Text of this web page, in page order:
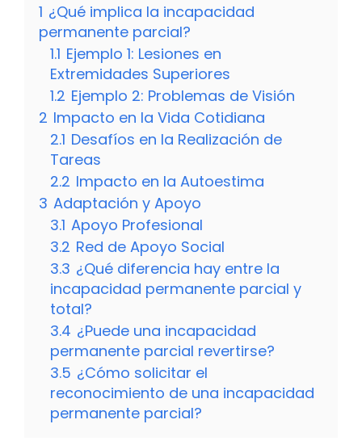
1 ¿Qué implica la incapacidad
permanente parcial?
1.1 Ejemplo 1: Lesiones en
Extremidades Superiores
1.2 Ejemplo 2: Problemas de Visión
2 Impacto en la Vida Cotidiana
2.1 Desafíos en la Realización de
Tareas
2.2 Impacto en la Autoestima
3 Adaptación y Apoyo
3.1 Apoyo Profesional
3.2 Red de Apoyo Social
3.3 ¿Qué diferencia hay entre la
incapacidad permanente parcial y
total?
3.4 ¿Puede una incapacidad
permanente parcial revertirse?
3.5 ¿Cómo solicitar el
reconocimiento de una incapacidad
permanente parcial?